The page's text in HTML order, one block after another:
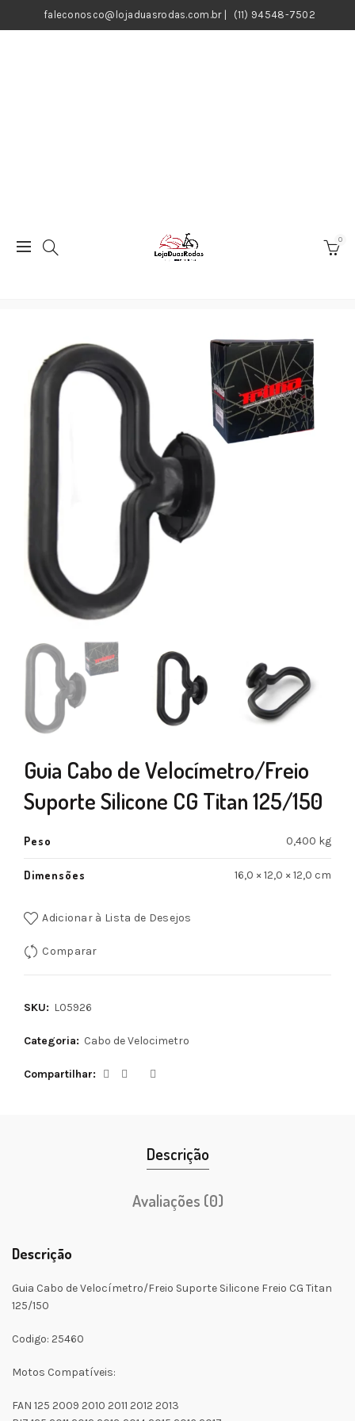
faleconosco@lojaduasrodas.com.br| (11) 94548-7502
0
Guia Cabo de Velocímetro/Freio
Suporte Silicone CG Titan 125/150
Peso 0,400 kg
Dimensões 16,0 × 12,0 × 12,0 cm
Adicionar à Lista de Desejos
Comparar
SKU: L05926
Categoria: Cabo de Velocimetro
Compartilhar
Descrição
Avaliações (0)
Descrição
Guia Cabo de Velocímetro/Freio Suporte Silicone Freio CG Titan
125/150
Codigo: 25460
Motos Compatíveis:
FAN 125 2009 2010 2011 2012 2013